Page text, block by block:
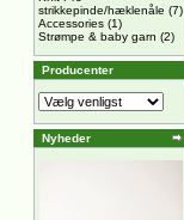
strikkepinde/hæklenåle (7)
Accessories (1)
Strømpe & baby garn (2)
Producenter
Nyheder